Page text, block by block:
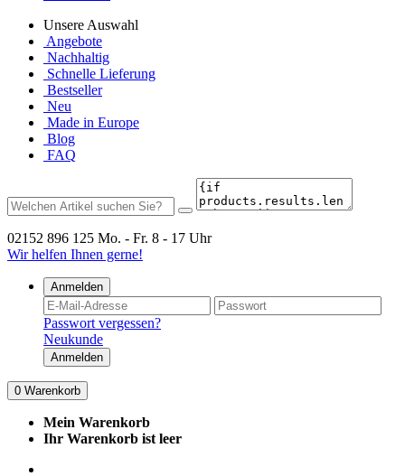
Unsere Auswahl
Angebote
Nachhaltig
Schnelle Lieferung
Bestseller
Neu
Made in Europe
Blog
FAQ
02152 896 125 Mo. - Fr. 8 - 17 Uhr
Wir helfen Ihnen gerne!
Anmelden
Passwort vergessen?
Neukunde
Anmelden
0 Warenkorb
Mein Warenkorb
Ihr Warenkorb ist leer